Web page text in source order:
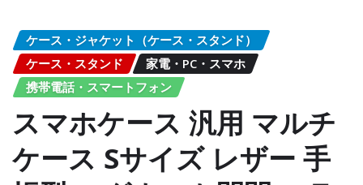
ケース・ジャケット（ケース・スタンド）
ケース・スタンド
家電・PC・スマホ
携帯電話・スマートフォン
スマホケース 汎用 マルチ
ケース Sサイズ レザー 手